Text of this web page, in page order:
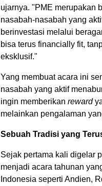
ujarnya. "PME merupakan
nasabah-nasabah yang
berinvestasi melalui
bisa terus financially fit,
eksklusif."
Yang membuat acara ini
nasabah yang aktif
ingin memberikan reward
melainkan pengalaman
Sebuah Tradisi yang
Sejak pertama kali digelar
menjadi acara tahunan
Indonesia seperti Andien,